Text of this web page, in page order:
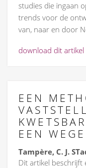
studies die ingaan
trends voor de
van, naar en door
download dit artikel
EEN
EEN
Tampère, C. J.
Dit artikel beschrijft